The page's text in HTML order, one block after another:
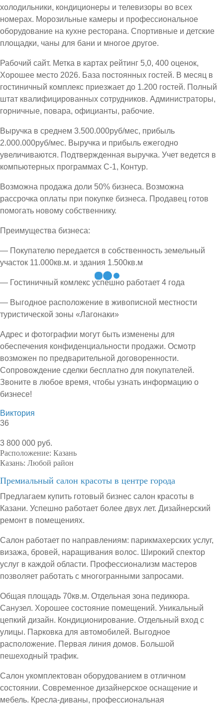
холодильники, кондиционеры и телевизоры во всех
номерах. Морозильные камеры и профессиональное
оборудование на кухне ресторана. Спортивные и детские
площадки, чаны для бани и многое другое.
Рабочий сайт. Метка в картах рейтинг 5,0, 400 оценок,
Хорошее место 2026. База постоянных гостей. В месяц в
гостиничный комплекс приезжает до 1.200 гостей. Полный
штат квалифицированных сотрудников. Администраторы,
горничные, повара, официанты, рабочие.
Выручка в среднем 3.500.000руб/мес, прибыль
2.000.000руб/мес. Выручка и прибыль ежегодно
увеличиваются. Подтвержденная выручка. Учет ведется в
компьютерных программах С-1, Контур.
Возможна продажа доли 50% бизнеса. Возможна
рассрочка оплаты при покупке бизнеса. Продавец готов
помогать новому собственнику.
Преимущества бизнеса:
— Покупателю передается в собственность земельный
участок 11.000кв.м. и здания 1.500кв.м
— Гостиничный комлекс успешно работает 4 года
— Выгодное расположение в живописной местности
туристической зоны «Лагонаки»
Адрес и фотографии могут быть изменены для
обеспечения конфиденциальности продажи. Осмотр
возможен по предварительной договоренности.
Сопровождение сделки бесплатно для покупателей.
Звоните в любое время, чтобы узнать информацию о
бизнесе!
Виктория
36
3 800 000 руб.
Расположение: Казань
Казань: Любой район
Премиальный салон красоты в центре города
Предлагаем купить готовый бизнес салон красоты в
Казани. Успешно работает более двух лет. Дизайнерский
ремонт в помещениях.
Салон работает по направлениям: парикмахерских услуг,
визажа, бровей, наращивания волос. Широкий спектор
услуг в каждой области. Профессионализм мастеров
позволяет работать с многогранными запросами.
Общая площадь 70кв.м. Отдельная зона педикюра.
Санузел. Хорошее состояние помещений. Уникальный
цепкий дизайн. Кондиционирование. Отдельный вход с
улицы. Парковка для автомобилей. Выгодное
расположение. Первая линия домов. Большой
пешеходный трафик.
Салон укомплектован оборудованием в отличном
состоянии. Современное дизайнерское оснащение и
мебель. Кресла-диваны, профессиональная